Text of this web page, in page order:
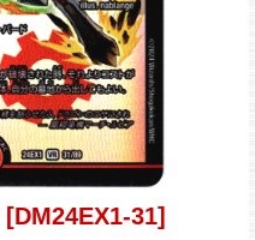
[DM24EX1-31]